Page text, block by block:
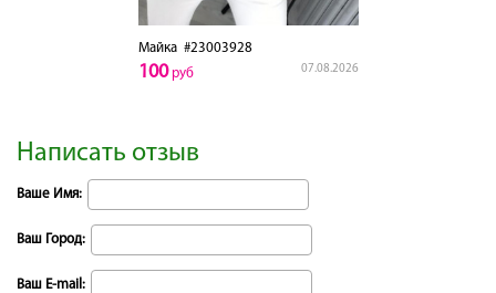
Майка#23003928
07.08.2026
100руб
Написать отзыв
Ваше Имя:
Ваш Город:
Ваш E-mail: